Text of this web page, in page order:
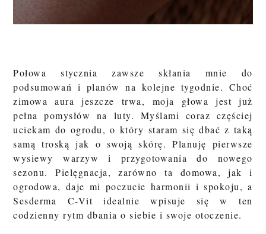
Połowa stycznia zawsze skłania mnie do
podsumowań i planów na kolejne tygodnie. Choć
zimowa aura jeszcze trwa, moja głowa jest już
pełna pomysłów na luty. Myślami coraz częściej
uciekam do ogrodu, o który staram się dbać z taką
samą troską jak o swoją skórę. Planuję pierwsze
wysiewy warzyw i przygotowania do nowego
sezonu. Pielęgnacja, zarówno ta domowa, jak i
ogrodowa, daje mi poczucie harmonii i spokoju, a
Sesderma C-Vit idealnie wpisuje się w ten
codzienny rytm dbania o siebie i swoje otoczenie.